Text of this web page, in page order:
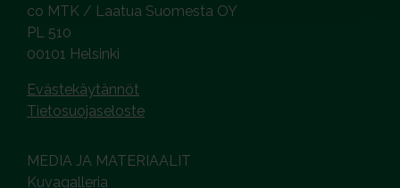
co MTK / Laatua Suomesta OY
PL 510
00101 Helsinki
Evästekäytännöt
Tietosuojaseloste
MEDIA JA MATERIAALIT
Kuvagalleria